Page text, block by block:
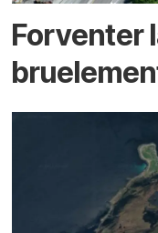
Forventer